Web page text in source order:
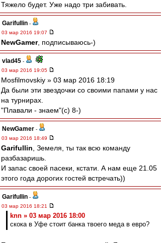
Тяжело будет. Уже надо три забивать.
Garifullin -
03 мар 2016 19:07
NewGamer, подписываюсь-)
vlad45 -
03 мар 2016 19:05
Mosfilmovskiy » 03 мар 2016 18:19
Да были эти звездочки со своими папами у нас
на турнирах.
"Плавали - знаем"(с) 8-)
NewGamer -
03 мар 2016 18:49
Garifullin , Земеля, ты так всю команду
разбазаришь.
И запас своей пасеки, кстати. А нам еще 21.05
этого года дорогих гостей встречать))
Garifullin -
03 мар 2016 18:21
knn » 03 мар 2016 18:00
скока в Уфе стоит банка твоего меда в евро?